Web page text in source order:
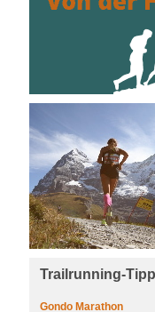
Trailrunning-
Gondo Marathon